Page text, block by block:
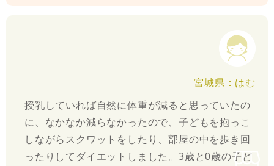
宮城県：はむ
授乳していれば自然に体重が減ると思っていたの
に、なかなか減らなかったので、子どもを抱っこ
しながらスクワットをしたり、部屋の中を歩き回
ったりしてダイエットしました。3歳と0歳の子ど